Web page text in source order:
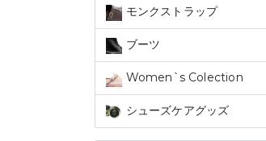
モンクストラップ
ブーツ
Women`s Colection
シューズケアグッズ